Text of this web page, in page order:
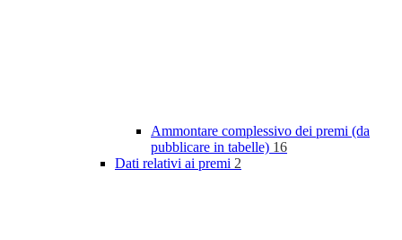
Ammontare complessivo dei premi (da
pubblicare in tabelle) 16
Dati relativi ai premi 2